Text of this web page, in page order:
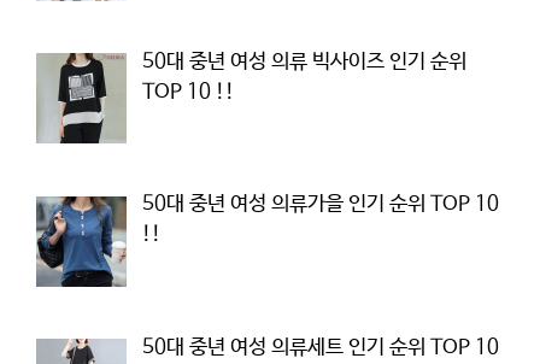
50대 중년 여성 의류 빅사이즈 인기 순위
TOP 10 !!
50대 중년 여성 의류가을 인기 순위 TOP 10
!!
50대 중년 여성 의류세트 인기 순위 TOP 10